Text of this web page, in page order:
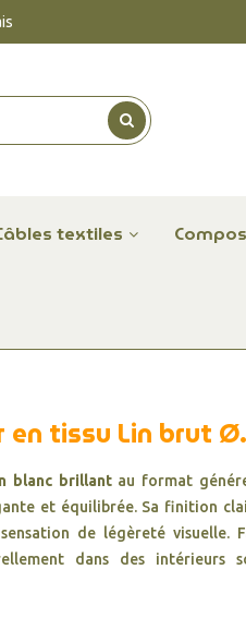
textiles
tissu Lin brut
blanc brillantau format
et équilibrée. Sa finition
de légèreté visuelle.
dans des intérieurs